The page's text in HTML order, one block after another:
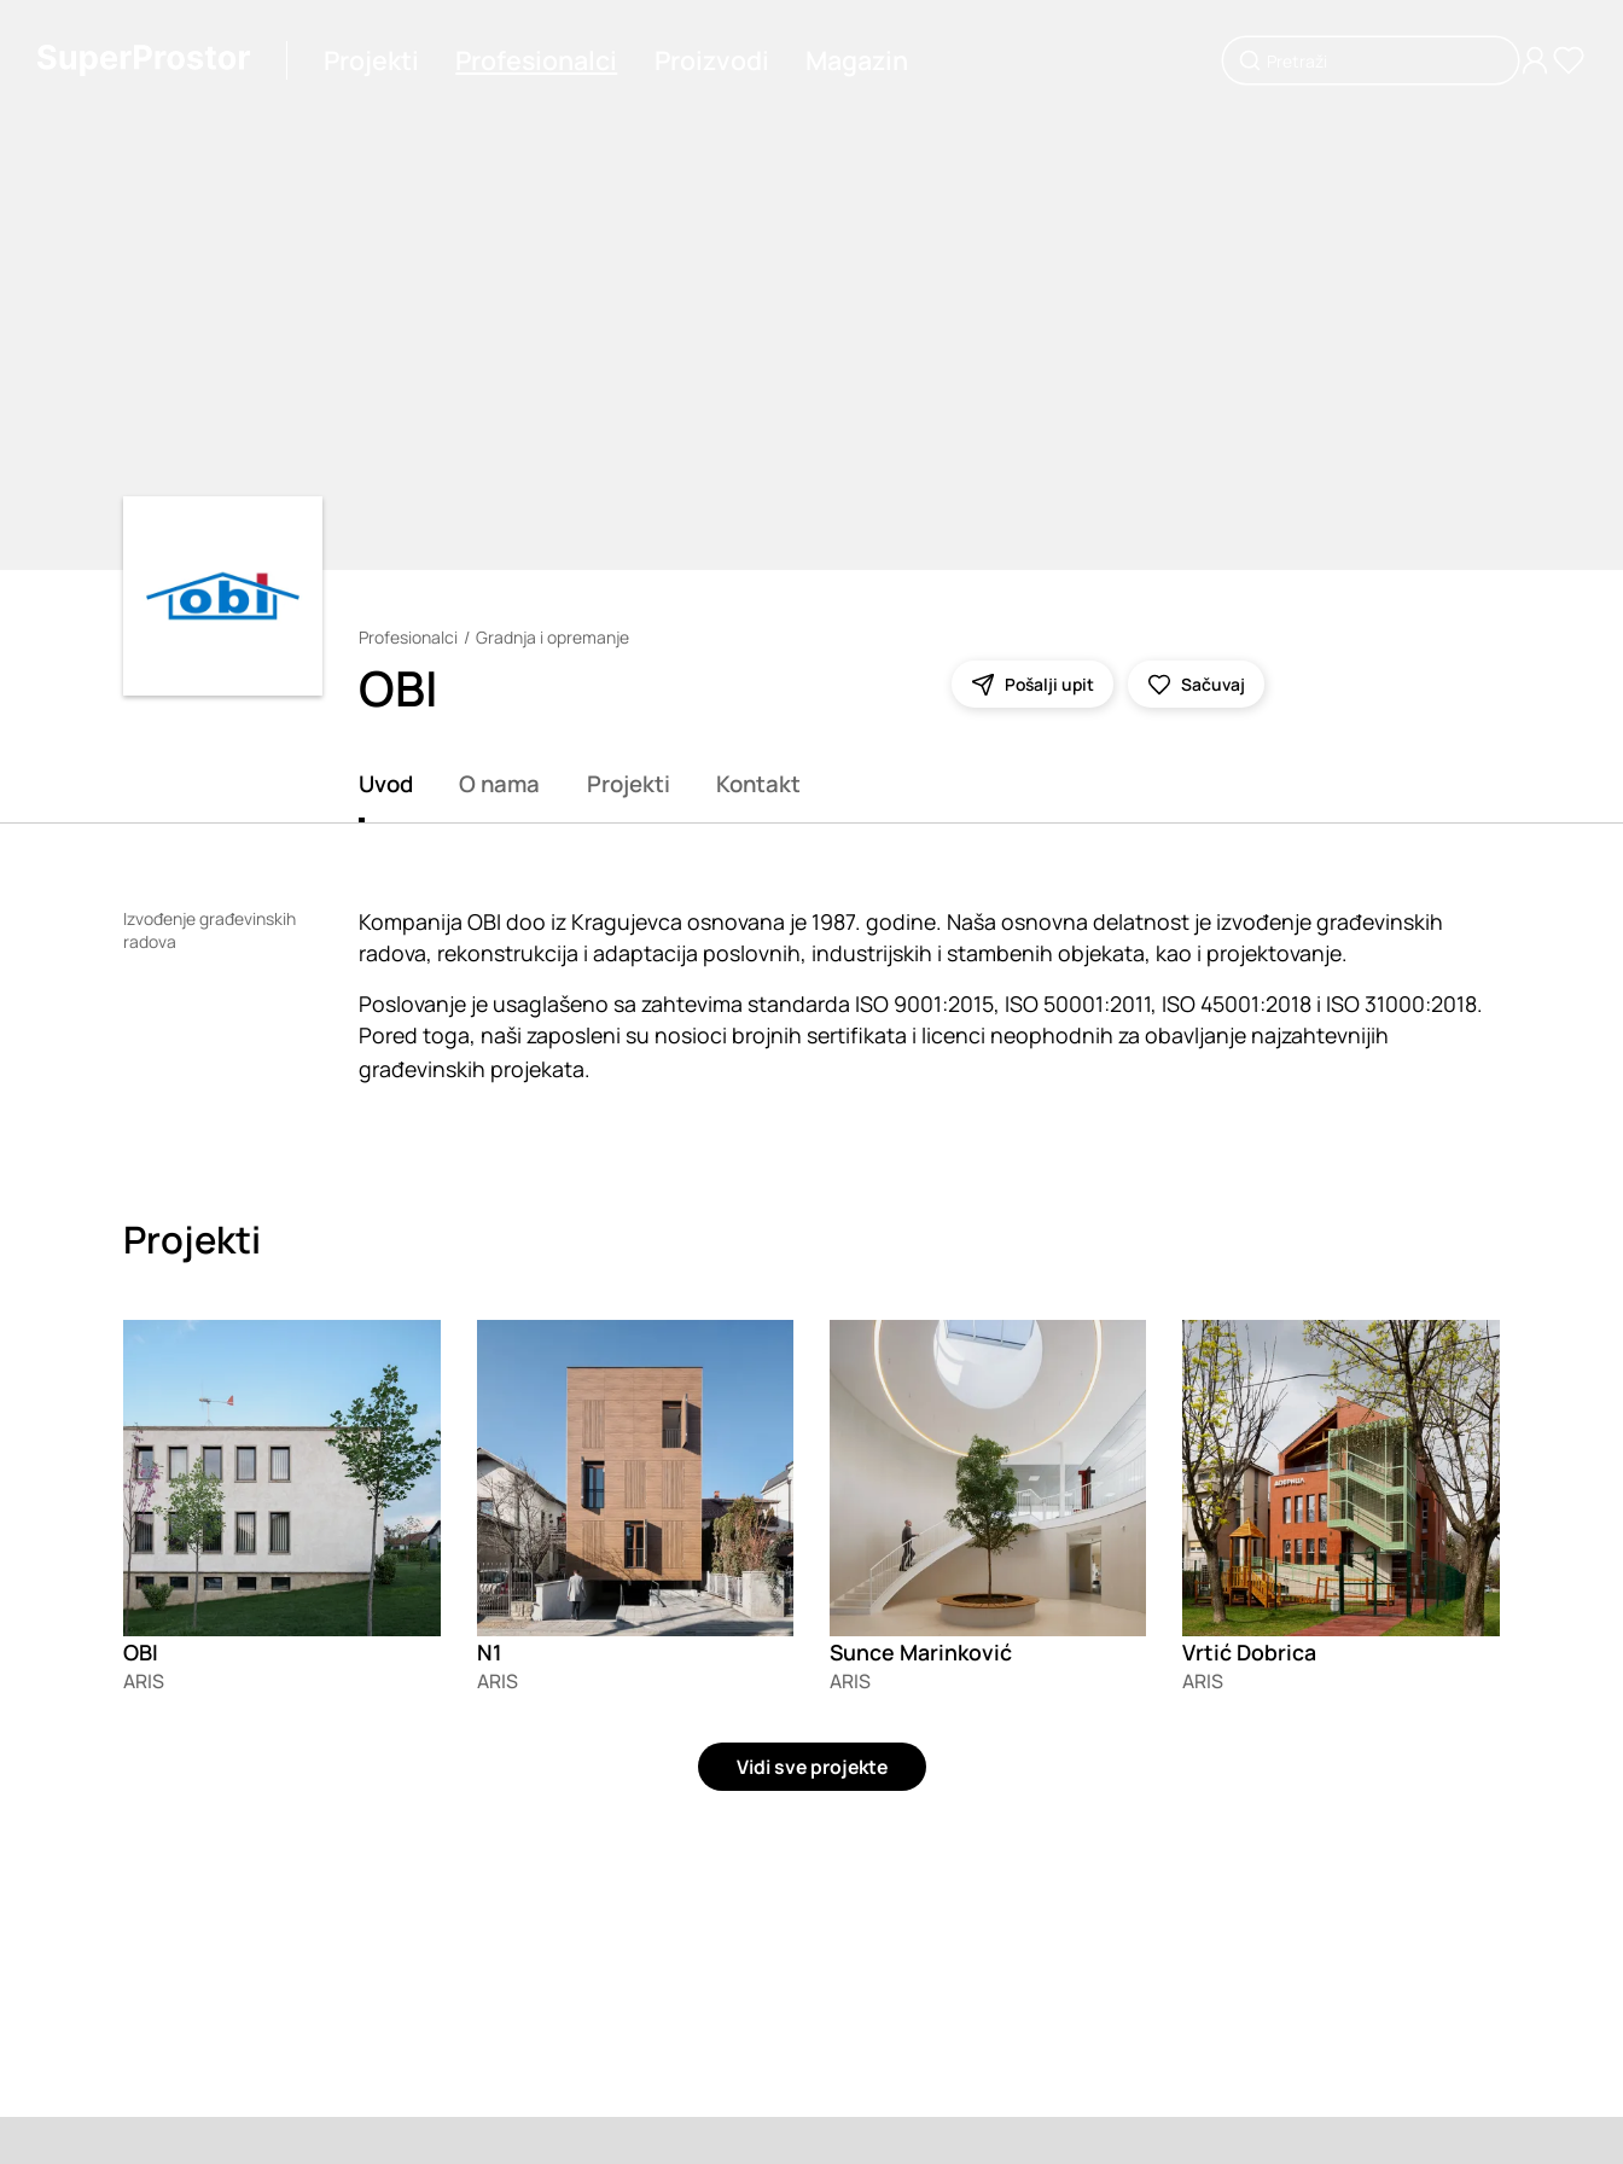
Profesionalci Gradnja i opremanje
OBI Pošalji upit Sačuvaj
Uvod O nama Projekti Kontakt
Izvođenje građevinskih
radova
Kompanija OBI doo iz Kragujevca osnovana je 1987. godine. Naša osnovna delatnost je izvođenje građevinskih
radova, rekonstrukcija i adaptacija poslovnih, industrijskih i stambenih objekata, kao i projektovanje.
Poslovanje je usaglašeno sa zahtevima standarda ISO 9001:2015, ISO 50001:2011, ISO 45001:2018 i ISO 31000:2018.
Pored toga, naši zaposleni su nosioci brojnih sertifikata i licenci neophodnih za obavljanje najzahtevnijih
građevinskih projekata.
Projekti
Loading
OBI
ARIS
N1
ARIS
Loading
Sunce Marinković
ARIS
Loading
Vrtić Dobrica
ARIS
Vidi sve projekte